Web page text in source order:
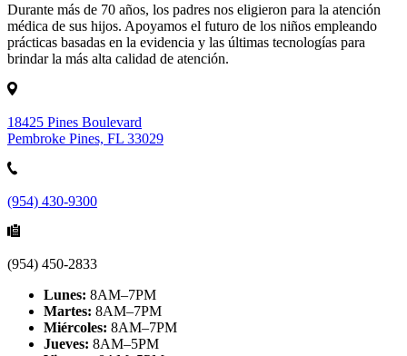
Durante más de 70 años, los padres nos eligieron para la atención
médica de sus hijos. Apoyamos el futuro de los niños empleando
prácticas basadas en la evidencia y las últimas tecnologías para
brindar la más alta calidad de atención.
18425 Pines Boulevard
Pembroke Pines, FL 33029
(954) 430-9300
(954) 450-2833
Lunes: 8AM–7PM
Martes: 8AM–7PM
Miércoles: 8AM–7PM
Jueves: 8AM–5PM